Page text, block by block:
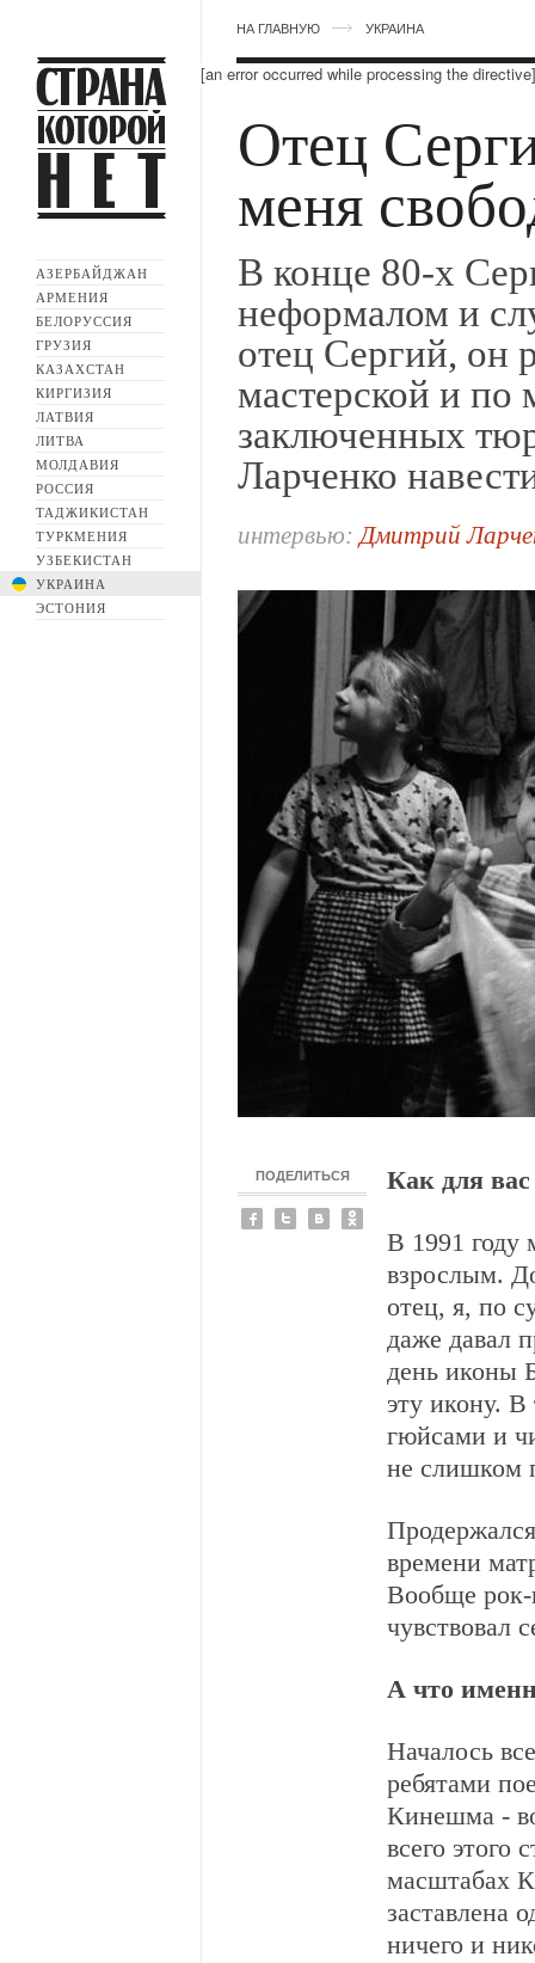
АЗЕРБАЙДЖАН
АРМЕНИЯ
БЕЛОРУССИЯ
ГРУЗИЯ
КАЗАХСТАН
КИРГИЗИЯ
ЛАТВИЯ
ЛИТВА
МОЛДАВИЯ
РОССИЯ
ТАДЖИКИСТАН
ТУРКМЕНИЯ
УЗБЕКИСТАН
УКРАИНА
ЭСТОНИЯ
НА ГЛАВНУЮ УКРАИНА
[an error occurred while processing the directive]
Отец
меня
В конце 80-х
неформалом и
отец Сергий, он
мастерской и по
заключенных
Ларченко
интервью: Дмитрий
ПОДЕЛИТЬСЯ Как для
В 1991 году
взрослым.
отец, я, по
даже давал
день иконы
эту икону.
гюйсами и
не слишком
времени
Вообще рок-
чувствовал
А что
Началось
ребятами
Кинешма -
всего этого
масштабах
заставлена
ничего и